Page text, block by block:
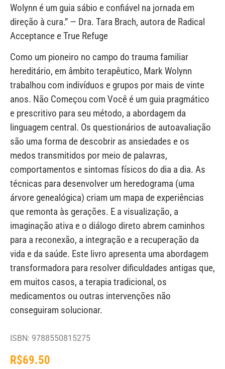
Wolynn é um guia sábio e confiável na jornada em
direção à cura.” — Dra. Tara Brach, autora de Radical
Acceptance e True Refuge
Como um pioneiro no campo do trauma familiar
hereditário, em âmbito terapêutico, Mark Wolynn
trabalhou com indivíduos e grupos por mais de vinte
anos. Não Começou com Você é um guia pragmático
e prescritivo para seu método, a abordagem da
linguagem central. Os questionários de autoavaliação
são uma forma de descobrir as ansiedades e os
medos transmitidos por meio de palavras,
comportamentos e sintomas físicos do dia a dia. As
técnicas para desenvolver um heredograma (uma
árvore genealógica) criam um mapa de experiências
que remonta às gerações. E a visualização, a
imaginação ativa e o diálogo direto abrem caminhos
para a reconexão, a integração e a recuperação da
vida e da saúde. Este livro apresenta uma abordagem
transformadora para resolver dificuldades antigas que,
em muitos casos, a terapia tradicional, os
medicamentos ou outras intervenções não
conseguiram solucionar.
ISBN: 9788550815275
R$69.50